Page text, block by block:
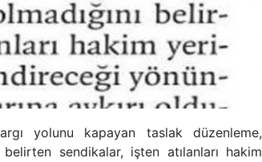
yolunu kapayan taslak düzenleme,
sendikalar, işten atılanları hakim